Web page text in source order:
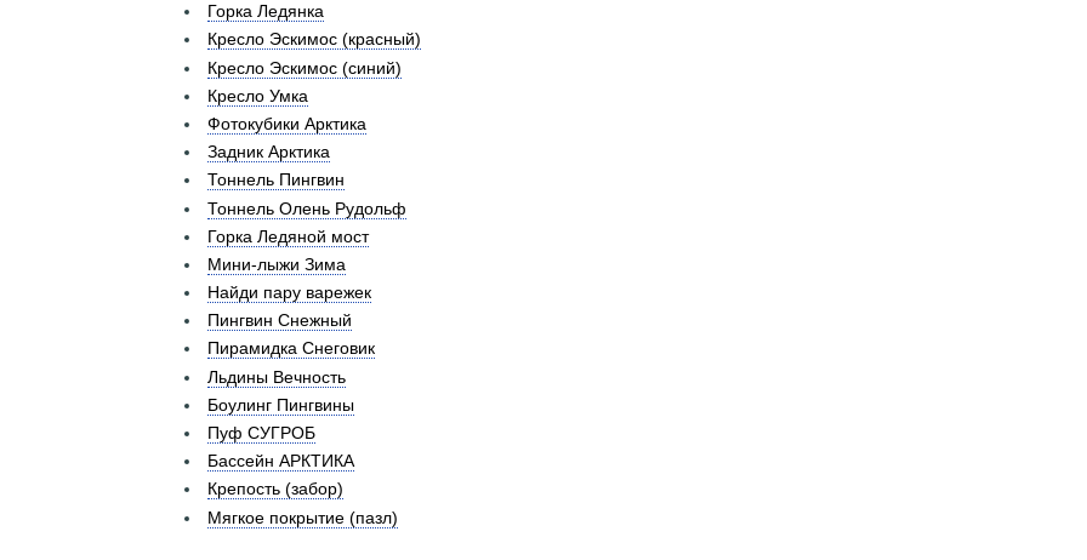
Горка Ледянка
Кресло Эскимос (красный)
Кресло Эскимос (синий)
Кресло Умка
Фотокубики Арктика
Задник Арктика
Тоннель Пингвин
Тоннель Олень Рудольф
Горка Ледяной мост
Мини-лыжи Зима
Найди пару варежек
Пингвин Снежный
Пирамидка Снеговик
Льдины Вечность
Боулинг Пингвины
Пуф СУГРОБ
Бассейн АРКТИКА
Крепость (забор)
Мягкое покрытие (пазл)